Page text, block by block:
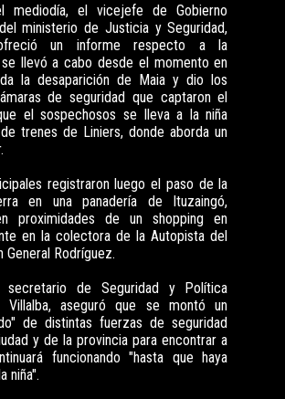
mediodía, el vicejefe de Gobierno
ministerio de Justicia y Seguridad,
un informe respecto a la
llevó a cabo desde el momento en
la desaparición de Maia y dio los
de seguridad que captaron el
el sospechosos se lleva a la niña
trenes de Liniers, donde aborda un
registraron luego el paso de la
en una panadería de Ituzaingó,
proximidades de un shopping en
en la colectora de la Autopista del
General Rodríguez.
de Seguridad y Política
Villalba, aseguró que se montó un
de distintas fuerzas de seguridad
y de la provincia para encontrar a
funcionando "hasta que haya
niña".